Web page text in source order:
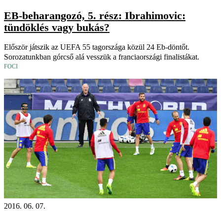
EB-beharangozó, 5. rész: Ibrahimovic:
tündöklés vagy bukás?
Először játszik az UEFA 55 tagországa közül 24 Eb-döntőt.
Sorozatunkban górcső alá vesszük a franciaországi finalistákat.
FOCI
2016. 06. 07.